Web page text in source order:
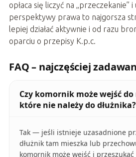
opłaca się liczyć na „przeczekanie”
perspektywy prawa to najgorsza
lepiej działać aktywnie i od razu
oparciu o przepisy K.p.c.
FAQ – najczęściej
Czy komornik może wejść
które nie należy do dłużnika?
Tak — jeśli istnieje uzasadnione
dłużnik tam mieszka lub
komornik może wejść i